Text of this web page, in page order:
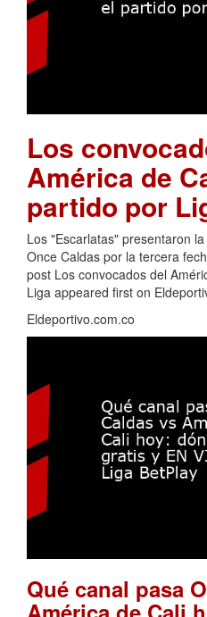
Los
América de
partido por
Los "Escarlatas" presentaron
Once Caldas por la tercera
post Los convocados del
Liga appeared first on
Eldeportivo.com.co
Qué canal pasa